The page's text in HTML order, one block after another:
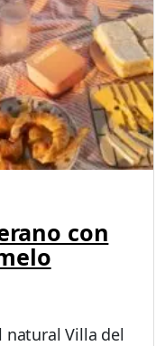
con
natural Villa del